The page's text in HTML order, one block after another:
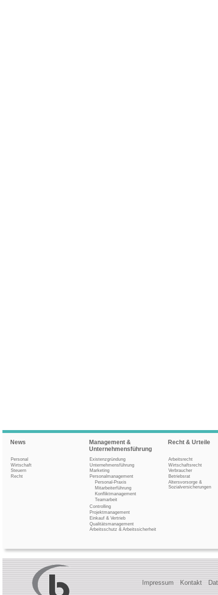
News
Personal
Wirtschaft
Steuern
Recht
Management &
Unternehmensführung
Existenzgründung
Unternehmensführung
Marketing
Personalmanagement
Personal-Praxis
Mitarbeiterführung
Konfliktmanagement
Teamarbeit
Controlling
Projektmanagement
Einkauf & Vertrieb
Qualitätsmanagement
Arbeitsschutz & Arbeitssicherheit
Recht & Urteile
Arbeitsrecht
Wirtschaftsrecht
Verbraucher
Betriebsrat
Altersvorsorge &
Sozialversicherungen
Impressum Kontakt